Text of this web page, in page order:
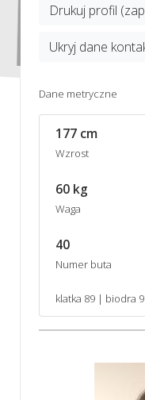
Drukuj profil
Ukryj dane
Dane metryczne
177 cm
Wzrost
60 kg
Waga
40
Numer buta
klatka 89 | biodra